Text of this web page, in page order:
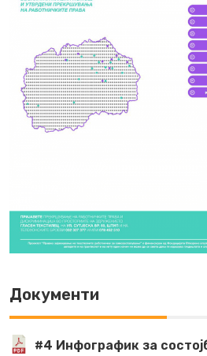
Документи
#4 Инфографик за